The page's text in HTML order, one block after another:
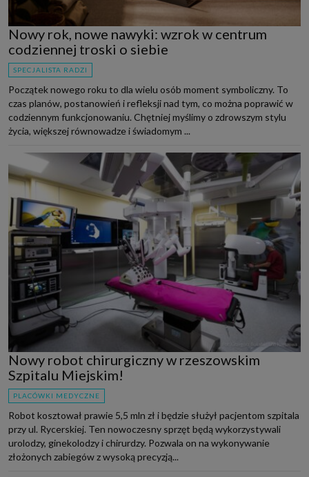
Nowy rok, nowe nawyki: wzrok w centrum
codziennej troski o siebie
SPECJALISTA RADZI
Początek nowego roku to dla wielu osób moment symboliczny. To
czas planów, postanowień i refleksji nad tym, co można poprawić w
codziennym funkcjonowaniu. Chętniej myślimy o zdrowszym stylu
życia, większej równowadze i świadomym ...
Nowy robot chirurgiczny w rzeszowskim
Szpitalu Miejskim!
PLACÓWKI MEDYCZNE
Robot kosztował prawie 5,5 mln zł i będzie służył pacjentom szpitala
przy ul. Rycerskiej. Ten nowoczesny sprzęt będą wykorzystywali
urolodzy, ginekolodzy i chirurdzy. Pozwala on na wykonywanie
złożonych zabiegów z wysoką precyzją...